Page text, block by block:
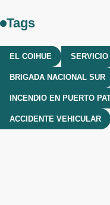
Tags
EL COIHUE
BRIGADA NACIONAL SUR
ACCIDENTE VEHICULAR